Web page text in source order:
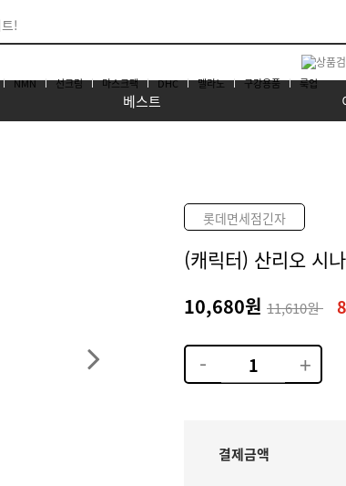
NMN 선크림 마스크팩 DHC 멜라노 구강용품 룩업
베스트
롯데면세점긴자
(캐릭터) 산리오 시
10,680원 11,610원
결제금액